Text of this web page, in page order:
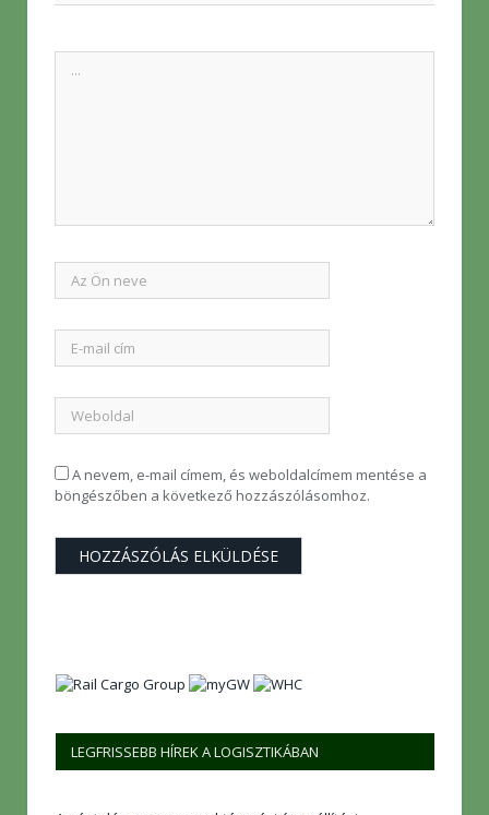
A nevem, e-mail címem, és weboldalcímem mentése a
böngészőben a következő hozzászólásomhoz.
LEGFRISSEBB HÍREK A LOGISZTIKÁBAN